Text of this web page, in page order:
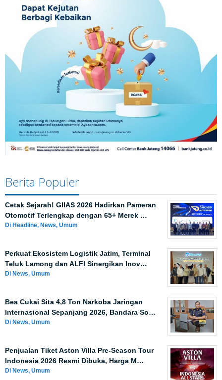
Berita Populer
Cetak Sejarah! GIIAS 2026 Hadirkan Pameran
Otomotif Terlengkap dengan 65+ Merek …
Di Headline, News, Umum
Perkuat Ekosistem Logistik Jatim, Terminal
Teluk Lamong dan ALFI Sinergikan Inov…
Di News, Umum
Bea Cukai Sita 4,8 Ton Narkoba Jaringan
Internasional Sepanjang 2026, Bandara So…
Di News, Umum
Penjualan Tiket Aston Villa Pre-Season Tour
Indonesia 2026 Resmi Dibuka, Harga M…
Di News, Umum